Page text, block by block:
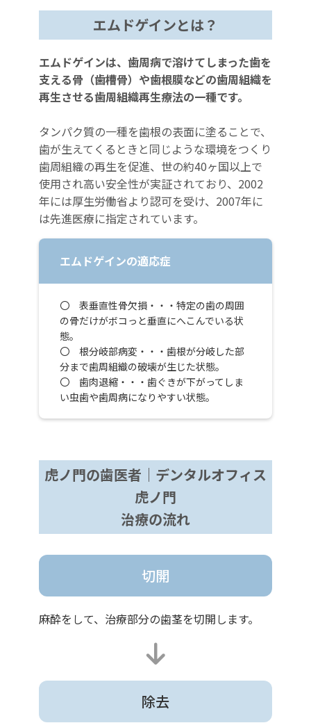
エムドゲインとは？
エムドゲインは、歯周病で溶けてしまった歯を
支える骨（歯槽骨）や歯根膜などの歯周組織を
再生させる歯周組織再生療法の一種です。
タンパク質の一種を歯根の表面に塗ることで、
歯が生えてくるときと同じような環境をつくり
歯周組織の再生を促進、世の約40ヶ国以上で
使用され高い安全性が実証されており、2002
年には厚生労働省より認可を受け、2007年に
は先進医療に指定されています。
エムドゲインの適応症
〇 表垂直性骨欠損・・・特定の歯の周囲
の骨だけがボコっと垂直にへこんでいる状
態。
〇 根分岐部病変・・・歯根が分岐した部
分まで歯周組織の破壊が生じた状態。
〇 歯肉退縮・・・歯ぐきが下がってしま
い虫歯や歯周病になりやすい状態。
虎ノ門の歯医者｜デンタルオフィス
虎ノ門
治療の流れ
切開
麻酔をして、治療部分の歯茎を切開します。
除去